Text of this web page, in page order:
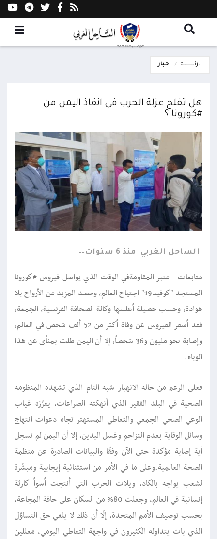
الرئيسية أخبار
هل تفلح عزلة الحرب في انقاذ اليمن من
#كورونا ؟
الساحل الغربي منذ 6 سنوات
متابعات - منبر المقاومةفي الوقت الذي يواصل فيروس #كورونا
المستجد "كوفيد19" اجتياح العالم، وحصد المزيد من الأرواح بلا
هوادة، وحسب حصيلة أعلنتها وكالة الصحافة الفرنسية، الجمعة،
فقد أسفر الفيروس عن وفاة أكثر من 52 ألف شخص في العالم،
وإصابة نحو مليون و36 شخصاً، إلا أن اليمن ظلت بمنأى عن هذا
الوباء.
فعلى الرغم من حالة الانهيار شبه التام الذي تشهده المنظومة
الصحية في البلد الفقير الذي أنهكته الصراعات، يعزّزه غياب
الوعي الصحي الجمعي والتعاطي المستهتر تجاه دعوات انتهاج
وسائل الوقاية بعدم التزاحم وغسل اليدين، إلا أن اليمن لم تسجل
أية إصابة مؤكدة حتى الآن وفقًا والبيانات الصادرة عن منظمة
الصحة العالمية.وعلى ما في الأمر من استثنائية إيجابية ومبشّرة
لشعب يواجه بالكاد، ويلات الحرب التي أنتجت أسوأ كارثة
إنسانية في العالم، وجعلت 80% من السكان على حافة المجاعة،
بحسب توصيف الأمم المتحدة، إلّا أن ذلك لا يلغي حق التساؤل
الذي بات يتداوله الكثيرون في واجهة التعاطي اليومي، معللين